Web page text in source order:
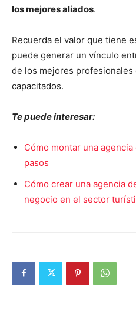
los mejores aliados.
Recuerda el valor que tiene
puede generar un vínculo
de los mejores profesionales
capacitados.
Te puede interesar:
Cómo montar una
pasos
Cómo crear una agencia
negocio en el sector